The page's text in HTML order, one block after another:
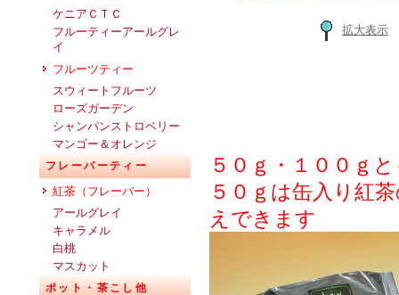
ケニアＣＴＣ
フルーティーアールグレ
イ
フルーツティー
スウィートフルーツ
ローズガーデン
シャンパンストロベリー
マンゴー＆オレンジ
フレーバーティー
紅茶（フレーバー）
アールグレイ
キャラメル
白桃
マスカット
ポット・茶こし他
拡大表示
５０ｇ・１００ｇ
５０ｇは缶入り紅
えできます